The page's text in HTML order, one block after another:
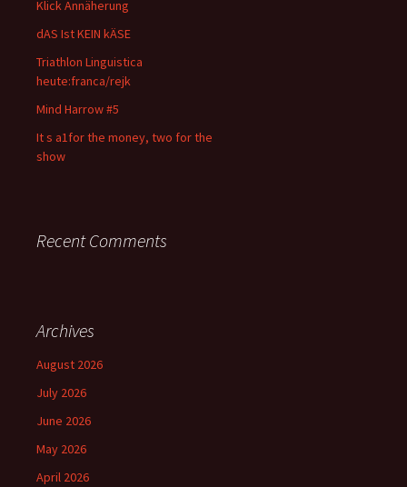
Klick Annäherung
dAS Ist KEIN kÄSE
Triathlon Linguistica
heute:franca/rejk
Mind Harrow #5
It s a1for the money, two for the
show
Recent Comments
Archives
August 2026
July 2026
June 2026
May 2026
April 2026